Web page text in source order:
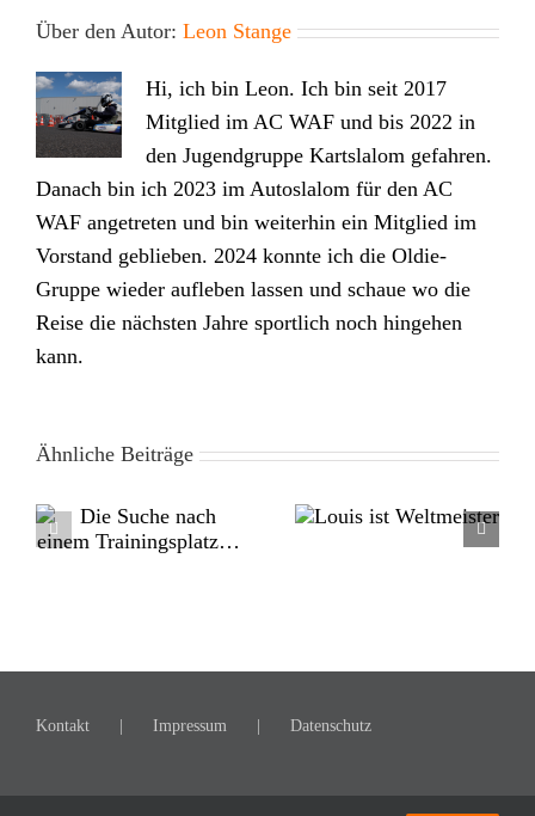
Über den Autor: Leon Stange
Hi, ich bin Leon. Ich bin seit 2017
Mitglied im AC WAF und bis 2022 in
den Jugendgruppe Kartslalom gefahren.
Danach bin ich 2023 im Autoslalom für den AC
WAF angetreten und bin weiterhin ein Mitglied im
Vorstand geblieben. 2024 konnte ich die Oldie-
Gruppe wieder aufleben lassen und schaue wo die
Reise die nächsten Jahre sportlich noch hingehen
kann.
Ähnliche Beiträge
Louis ist Weltmeister
Kontakt Impressum Datenschutz